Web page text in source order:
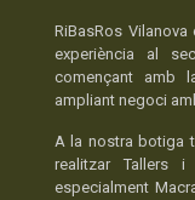
RiBasRos
experiència al
començant amb
ampliant negoci
A la nostra botiga
realitzar Tallers
especialment